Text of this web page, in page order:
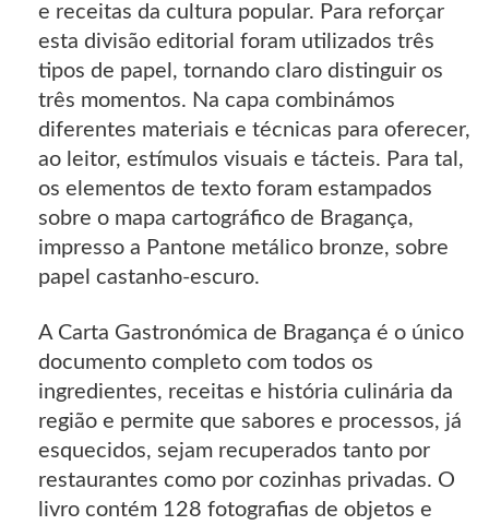
e receitas da cultura popular. Para reforçar
esta divisão editorial foram utilizados três
tipos de papel, tornando claro distinguir os
três momentos. Na capa combinámos
diferentes materiais e técnicas para oferecer,
ao leitor, estímulos visuais e tácteis. Para tal,
os elementos de texto foram estampados
sobre o mapa cartográfico de Bragança,
impresso a Pantone metálico bronze, sobre
papel castanho-escuro.
A Carta Gastronómica de Bragança é o único
documento completo com todos os
ingredientes, receitas e história culinária da
região e permite que sabores e processos, já
esquecidos, sejam recuperados tanto por
restaurantes como por cozinhas privadas. O
livro contém 128 fotografias de objetos e